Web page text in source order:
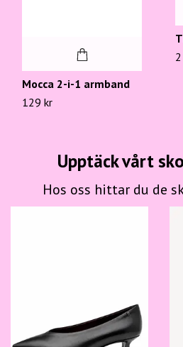
Mocca 2-i-1 armband
129 kr
Upptäck vårt
Hos oss hittar du de